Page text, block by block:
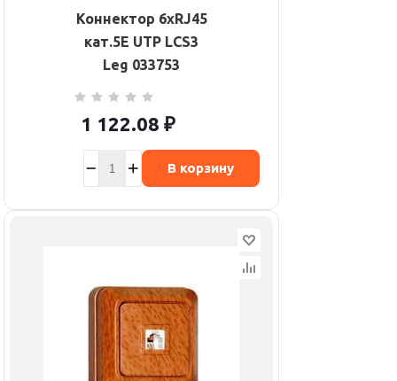
Коннектор 6хRJ45
кат.5Е UTP LCS3
Leg 033753
1 122.08 ₽
В корзину